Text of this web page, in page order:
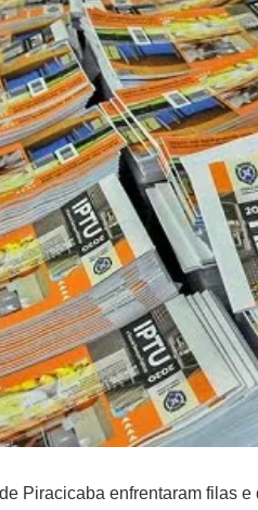
Piracicaba enfrentaram filas